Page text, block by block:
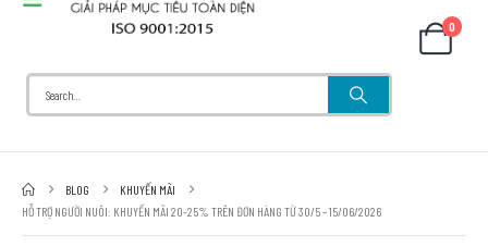
0
BLOG
KHUYẾN MÃI
HỖ TRỢ NGƯỜI NUÔI: KHUYẾN MÃI 20-25% TRÊN ĐƠN HÀNG TỪ 30/5 – 15/06/2026